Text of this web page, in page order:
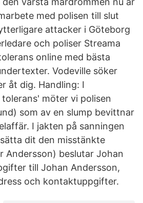
med polisen till slut
attacker i Göteborg
och poliser Streama
online med bästa
Vodeville söker
åt dig. Handling: I
möter vi polisen
som av en slump bevittnar
I jakten på sanningen
dit den misstänkte
Andersson) beslutar Johan
till Johan Andersson,
och kontaktuppgifter.